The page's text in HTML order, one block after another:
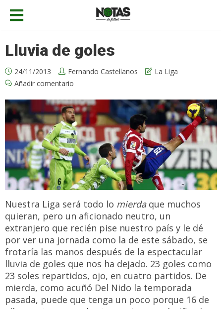
Lluvia de goles
24/11/2013 Fernando Castellanos
La Liga
Añadir comentario
Nuestra Liga será todo lo mierdaque muchos
quieran, pero un aficionado neutro, un
extranjero que recién pise nuestro país y le dé
por ver una jornada como la de este sábado, se
frotaría las manos después de la espectacular
lluvia de goles que nos ha dejado. 23 goles como
23 soles repartidos, ojo, en cuatro partidos. De
mierda, como acuñó Del Nido la temporada
pasada, puede que tenga un poco porque 16 de